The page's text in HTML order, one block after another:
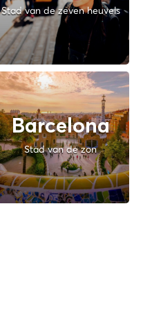
Stad van de zeven heuvels
Barcelona
Stad van de zon